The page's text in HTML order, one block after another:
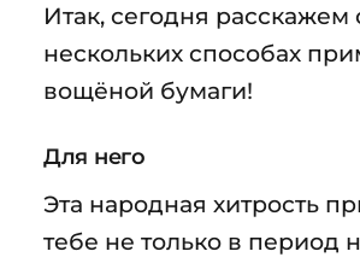
Итак, сегодня расскажем
нескольких способах
вощёной бумаги!
Для него
Эта народная хитрость
тебе не только в период